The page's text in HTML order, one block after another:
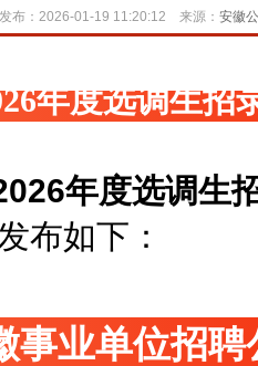
发布：2026-01-19 11:20:12 来源： 安徽
年度选调生招
年度选调生
布如下：
事业单位招聘